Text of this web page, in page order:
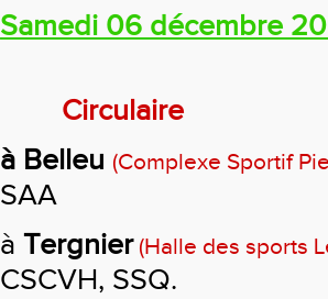
Samedi 06 décembre
Circulaire
à Belleu (Complexe Sportif
SAA
à Tergnier(Halle des sports
CSCVH, SSQ.